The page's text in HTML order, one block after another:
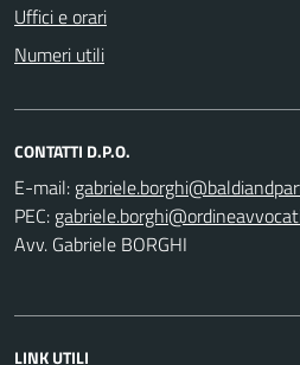
Uffici e orari
Numeri utili
CONTATTI D.P.O.
E-mail:
PEC:
Avv. Gabriele BORGHI
LINK UTILI